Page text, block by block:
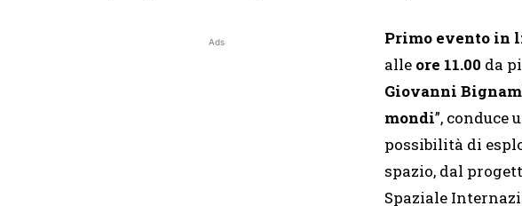
Ads
Primo evento in
alle ore 11.00 da
Giovanni
mondi”, conduce
possibilità di
spazio, dal
Spaziale